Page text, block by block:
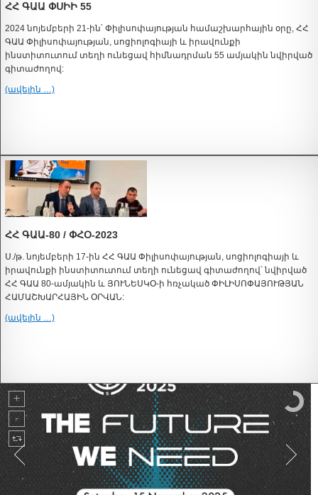
ՀՀ ԳԱԱ ՓՍԻԻ 55
2024 նոյեմբերի 21-ին՝ Փիլիսոփայության համաշխարհային օրը, ՀՀ
ԳԱԱ Փիլիսոփայության, սոցիոլոգիայի և իրավունքի
ինստիտուտում տեղի ունեցավ հիմնադրման 55 ամյակին նվիրված
գիտաժողով:
(ավելին …)
ՀՀ ԳԱԱ-80 / ՓՀՕ-2023
Ս./թ. նոյեմբերի 17-ին ՀՀ ԳԱԱ Փիլիսոփայության, սոցիոլոգիայի և
իրավունքի ինստիտուտում տեղի ունեցավ գիտաժողով՝ նվիրված
ՀՀ ԳԱԱ 80-ամյակին և ՅՈՒՆԵՍԿՕ-ի հռչակած ՓԻԼԻՍՈՓԱՅՈՒԹՅԱՆ
ՀԱՄԱՇԽԱՐՀԱՅԻՆ ՕՐՎԱՆ:
(ավելին …)
Global Town Hall 2025 "The Future We
Need"